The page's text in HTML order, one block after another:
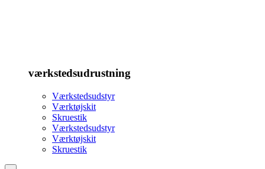
værkstedsudrustning
Værkstedsudstyr
Værktøjskit
Skruestik
Værkstedsudstyr
Værktøjskit
Skruestik